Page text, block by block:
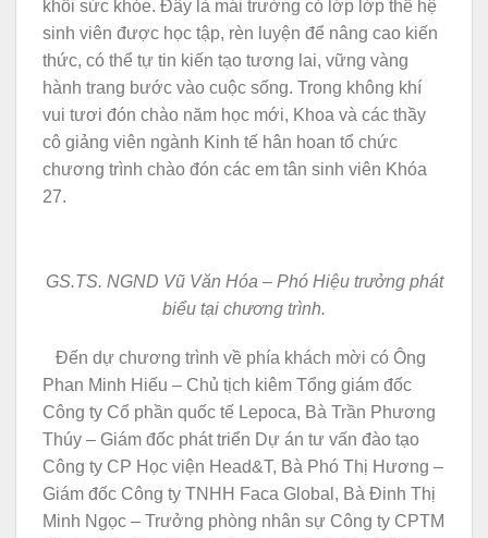
khối sức khỏe. Đây là mái trường có lớp lớp thế hệ
sinh viên được học tập, rèn luyện để nâng cao kiến
thức, có thể tự tin kiến tạo tương lai, vững vàng
hành trang bước vào cuộc sống. Trong không khí
vui tươi đón chào năm học mới, Khoa và các thầy
cô giảng viên ngành Kinh tế hân hoan tổ chức
chương trình chào đón các em tân sinh viên Khóa
27.
GS.TS. NGND Vũ Văn Hóa – Phó Hiệu trưởng phát
biểu tại chương trình.
Đến dự chương trình về phía khách mời có Ông
Phan Minh Hiếu – Chủ tịch kiêm Tổng giám đốc
Công ty Cổ phần quốc tế Lepoca, Bà Trần Phương
Thúy – Giám đốc phát triển Dự án tư vấn đào tạo
Công ty CP Học viện Head&T, Bà Phó Thị Hương –
Giám đốc Công ty TNHH Faca Global, Bà Đinh Thị
Minh Ngọc – Trưởng phòng nhân sự Công ty CPTM